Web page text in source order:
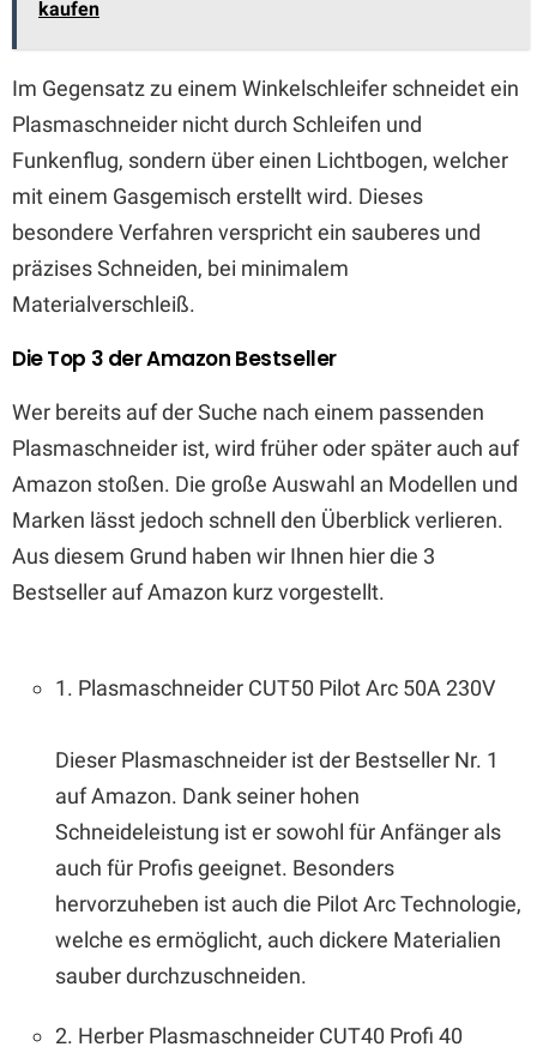
kaufen
Im Gegensatz zu einem Winkelschleifer schneidet ein
Plasmaschneider nicht durch Schleifen und
Funkenflug, sondern über einen Lichtbogen, welcher
mit einem Gasgemisch erstellt wird. Dieses
besondere Verfahren verspricht ein sauberes und
präzises Schneiden, bei minimalem
Materialverschleiß.
Die Top 3 der Amazon Bestseller
Wer bereits auf der Suche nach einem passenden
Plasmaschneider ist, wird früher oder später auch auf
Amazon stoßen. Die große Auswahl an Modellen und
Marken lässt jedoch schnell den Überblick verlieren.
Aus diesem Grund haben wir Ihnen hier die 3
Bestseller auf Amazon kurz vorgestellt.
1. Plasmaschneider CUT50 Pilot Arc 50A 230V
Dieser Plasmaschneider ist der Bestseller Nr. 1
auf Amazon. Dank seiner hohen
Schneideleistung ist er sowohl für Anfänger als
auch für Profis geeignet. Besonders
hervorzuheben ist auch die Pilot Arc Technologie,
welche es ermöglicht, auch dickere Materialien
sauber durchzuschneiden.
2. Herber Plasmaschneider CUT40 Profi 40